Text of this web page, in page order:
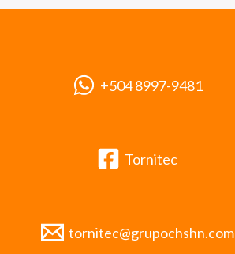
+504 8997-9481
Tornitec
tornitec@grupochshn.com